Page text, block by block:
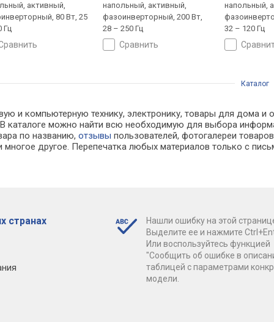
активный,
80 Вт, 25
Гц
сравнить
напольный, активный,
фазоинверторный, 200 Вт,
28 – 250 Гц
сравнить
напольный,
32 – 120 Гц
Каталог
и компьютерную технику, электронику, товары для дома
В каталоге можно найти всю необходимую для выбора
по названию,отзывы пользователей, фотогалереи
многое другое. Перепечатка любых материалов только с
странах
Нашли ошибку на этой
Выделите ее и нажмите
Или воспользуйтесь функцией
"Сообщить об ошибке в
таблицей с параметрами
модели.